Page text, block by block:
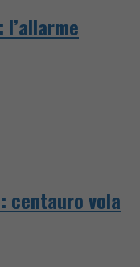
centauro vola